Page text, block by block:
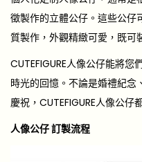
徵製作的立體公仔。這些公仔
質製作，外觀精緻可愛，既可
CUTEFIGURE人像公仔能將
時光的回憶。不論是婚禮紀
慶祝，CUTEFIGURE人像公仔
人像公仔 訂製流程